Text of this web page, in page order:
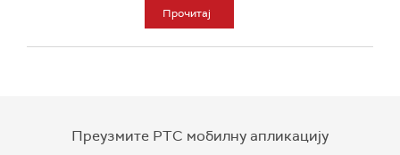
Прочитај
Преузмите РТС мобилну апликацију